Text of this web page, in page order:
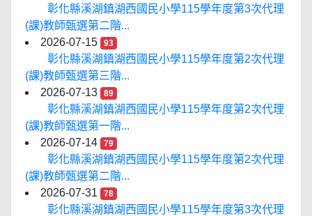
彰化縣溪湖鎮湖西國民小學115學年度第3次代理
(課)教師甄選第二階...
2026-07-15
93
彰化縣溪湖鎮湖西國民小學115學年度第2次代理
(課)教師甄選第三階...
2026-07-13
89
彰化縣溪湖鎮湖西國民小學115學年度第2次代理
(課)教師甄選第一階...
2026-07-14
79
彰化縣溪湖鎮湖西國民小學115學年度第2次代理
(課)教師甄選第二階...
2026-07-31
78
彰化縣溪湖鎮湖西國民小學115學年度第3次代理